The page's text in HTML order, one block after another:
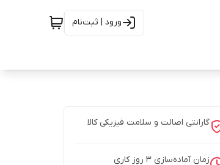
ورود | ثبت‌نام
گارانتی اصالت و سلامت فیزیکی کالا
زمان آماده‌سازی 3 روز کاری